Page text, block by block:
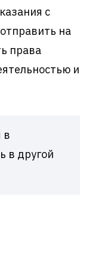
с
на
права
и
в
в другой